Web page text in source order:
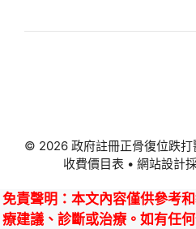
© 2026 政府註冊正骨復位跌
收費價目表 • 網站設計
免責聲明 ：本文內容僅供參考
療建議、診斷或治療。如有任